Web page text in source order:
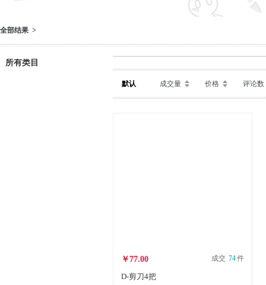
全部结果 >
所有类目
默认 成交量 价格 评论数
￥77.00 成交 74件
D-剪刀4把